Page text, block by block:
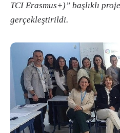
TCI Erasmus+)” başlıklı
gerçekleştirildi.